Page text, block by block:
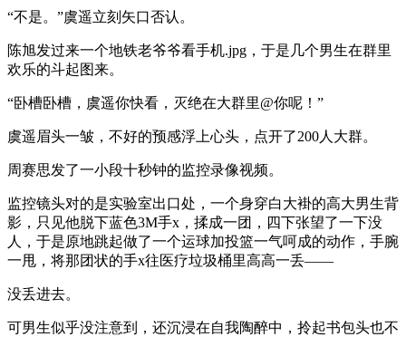
“不是。”虞遥立刻矢口否认。
陈旭发过来一个地铁老爷爷看手机.jpg，于是几个男生在群里
欢乐的斗起图来。
“卧槽卧槽，虞遥你快看，灭绝在大群里@你呢！”
虞遥眉头一皱，不好的预感浮上心头，点开了200人大群。
周赛思发了一小段十秒钟的监控录像视频。
监控镜头对的是实验室出口处，一个身穿白大褂的高大男生背
影，只见他脱下蓝色3M手x，揉成一团，四下张望了一下没
人，于是原地跳起做了一个运球加投篮一气呵成的动作，手腕
一甩，将那团状的手x往医疗垃圾桶里高高一丢——
没丢进去。
可男生似乎没注意到，还沉浸在自我陶醉中，拎起书包头也不